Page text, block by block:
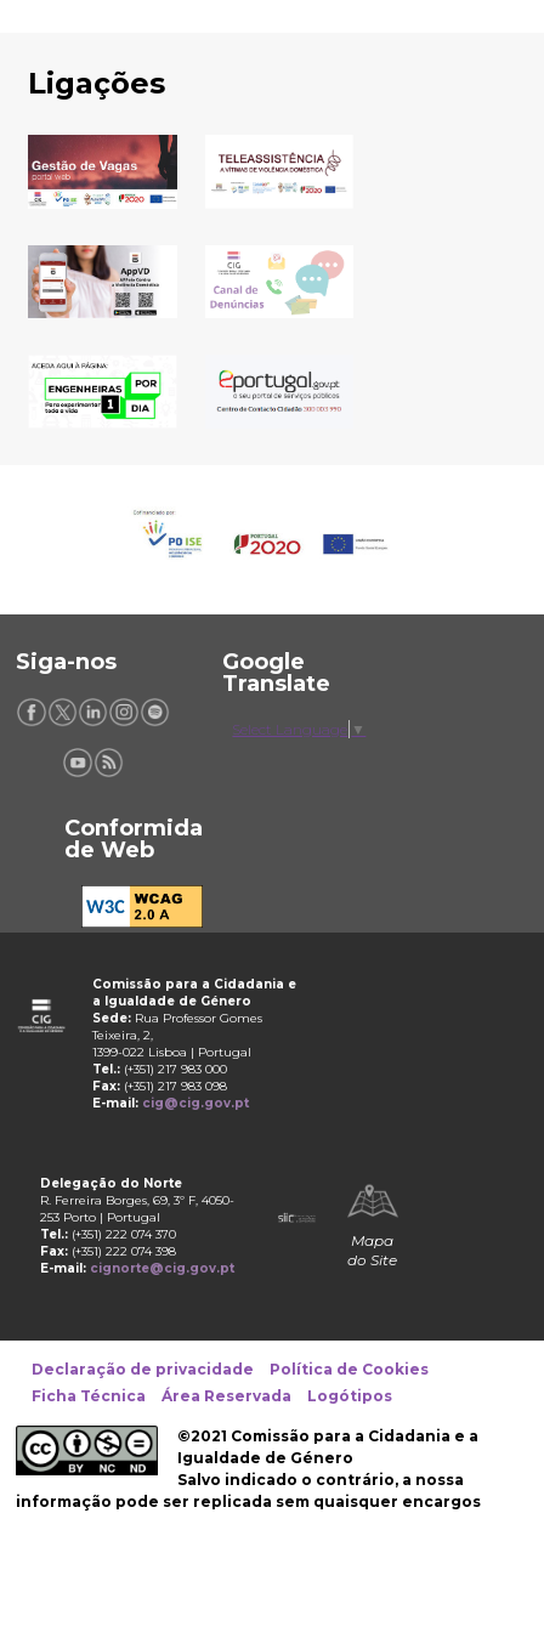
Ligações
Siga-nos
Google
Translate
Select Language ▼
Conformida
de Web
Comissão para a Cidadania e
a Igualdade de Género
Sede: Rua Professor Gomes
Teixeira, 2,
1399-022 Lisboa | Portugal
Tel.: (+351) 217 983 000
Fax: (+351) 217 983 098
E-mail: cig@cig.gov.pt
Delegação do Norte
R. Ferreira Borges, 69, 3º F, 4050-
253 Porto | Portugal
Tel.: (+351) 222 074 370
Fax: (+351) 222 074 398
E-mail: cignorte@cig.gov.pt
Mapa
do Site
Declaração de privacidade
Política de Cookies
Ficha Técnica
Área Reservada Logótipos
©2021 Comissão para a Cidadania e a
Igualdade de Género
Salvo indicado o contrário, a nossa
informação pode ser replicada sem quaisquer encargos